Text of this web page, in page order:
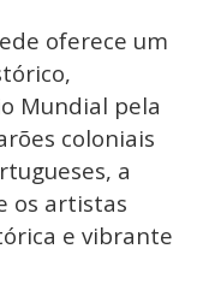
oferece um
Mundial pela
coloniais
a
os artistas
e vibrante